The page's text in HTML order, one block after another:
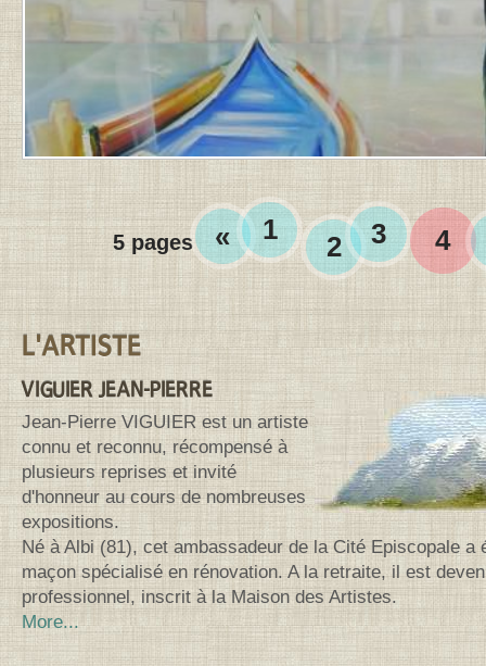
À
1
H
25
MIN
5 pages « 1
2 3 4
Contenu de la barre latérale
L'ARTISTE
VIGUIER JEAN-PIERRE
Jean-Pierre VIGUIER est un artiste
connu et reconnu, récompensé à
plusieurs reprises et invité
d'honneur au cours de nombreuses
expositions.
Né à Albi (81), cet ambassadeur de la Cité Episcopale a
maçon spécialisé en rénovation. A la retraite, il est
professionnel, inscrit à la Maison des Artistes.
More...
Search for: